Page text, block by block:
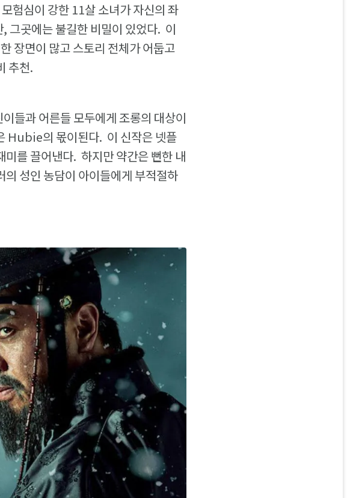
심이 강한 11살 소녀가 자신의 좌
그곳에는 불길한 비밀이 있었다. 이
장면이 많고 스토리 전체가 어둡고
추천.
들과 어른들 모두에게 조롱의 대상이
Hubie의 몫이된다. 이 신작은 넷플
미를 끌어낸다. 하지만 약간은 뻔한 내
성인 농담이 아이들에게 부적절하